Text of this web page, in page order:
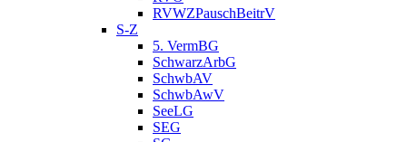
RVWZPauschBeitrV
S-Z
5. VermBG
SchwarzArbG
SchwbAV
SchwbAwV
SeeLG
SEG